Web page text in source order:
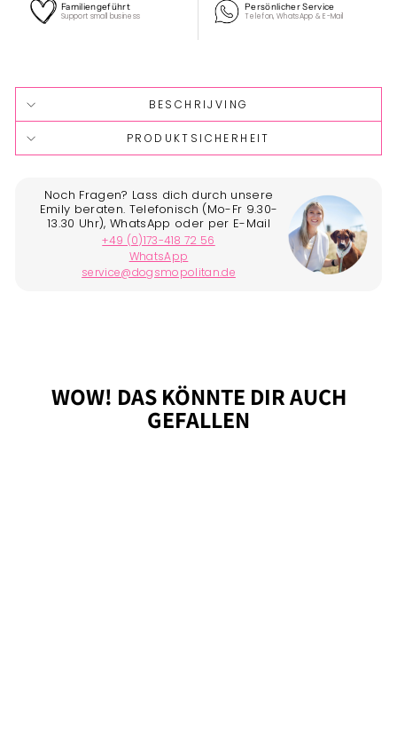
Familiengeführt
Support small business
Persönlicher Service
Telefon, WhatsApp & E-Mail
input
BESCHRIJVING
PRODUKTSICHERHEIT
WOW! DAS KÖNNTE DIR AUCH
GEFALLEN